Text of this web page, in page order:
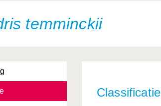
temminckii
Classificatie